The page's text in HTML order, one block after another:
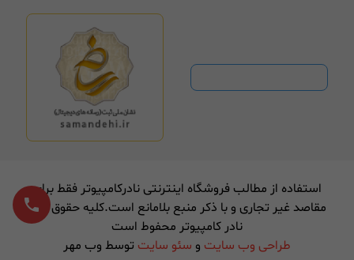
استفاده از مطالب فروشگاه اینترنتی نادرکامپیوتر فقط برای
مقاصد غیر تجاری و با ذکر منبع بلامانع است.کلیه حقوق برای
نادر کامپیوتر محفوط است
طراحی وب سایت و سئو سایت توسط وب مهر